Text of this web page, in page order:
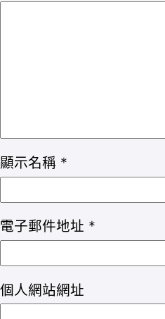
顯示名稱 *
電子郵件地址 *
個人網站網址